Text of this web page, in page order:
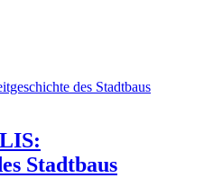
Stadtbaus